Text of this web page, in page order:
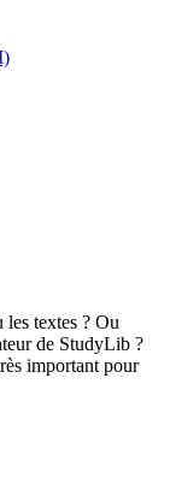
les textes ? Ou
de StudyLib ?
important pour